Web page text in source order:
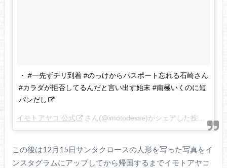
・ #一先ずチリ到着 #のっけからパスポート忘れる石崎さん
#カラダが拒否してるんだと言い出す始末 #南極いくのに短
パンだし
イモトアヤコ 公式 さん(@imotodesse)がシェアした投稿 –
この後は12月15日サンタクロースの人形を写った写真をイ
ンスタグラムにアップしてから帰国するまでイモトアヤコ